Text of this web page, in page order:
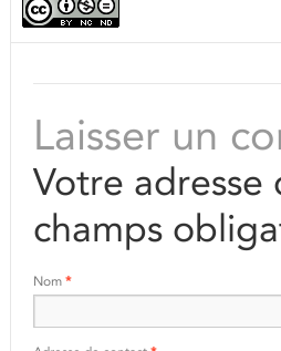
Laisser un
Votre adresse
champs
Nom *